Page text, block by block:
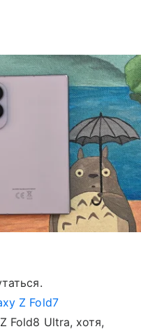
Z Fold7
Fold8 Ultra, хотя,